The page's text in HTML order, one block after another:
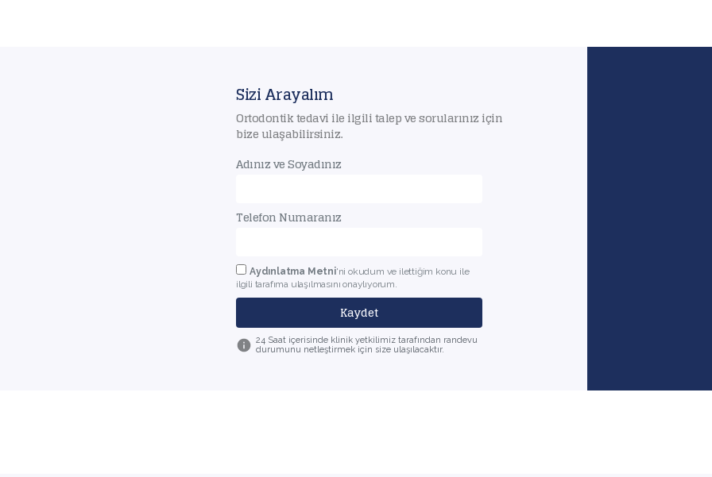
Sizi Arayalım
Ortodontik tedavi ile ilgili talep ve sorularınız için
bize ulaşabilirsiniz.
Adınız ve Soyadınız
Telefon Numaranız
Aydınlatma Metni'ni okudum ve ilettiğim konu ile
ilgili tarafıma ulaşılmasını onaylıyorum.
24 Saat içerisinde klinik yetkilimiz tarafından randevu
durumunu netleştirmek için size ulaşılacaktır.